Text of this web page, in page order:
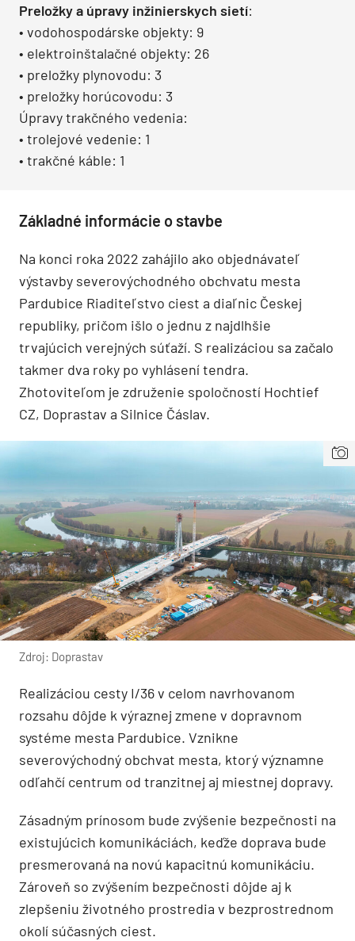
Preložky a úpravy inžinierskych sietí:
• vodohospodárske objekty: 9
• elektroinštalačné objekty: 26
• preložky plynovodu: 3
• preložky horúcovodu: 3
Úpravy trakčného vedenia:
• trolejové vedenie: 1
• trakčné káble: 1
Základné informácie o stavbe
Na konci roka 2022 zahájilo ako objednávateľ
výstavby severovýchodného obchvatu mesta
Pardubice Riaditeľstvo ciest a diaľnic Českej
republiky, pričom išlo o jednu z najdlhšie
trvajúcich verejných súťaží. S realizáciou sa začalo
takmer dva roky po vyhlásení tendra.
Zhotoviteľom je združenie spoločností Hochtief
CZ, Doprastav a Silnice Čáslav.
Zdroj: Doprastav
Realizáciou cesty I/36 v celom navrhovanom
rozsahu dôjde k výraznej zmene v dopravnom
systéme mesta Pardubice. Vznikne
severovýchodný obchvat mesta, ktorý významne
odľahčí centrum od tranzitnej aj miestnej dopravy.
Zásadným prínosom bude zvýšenie bezpečnosti na
existujúcich komunikáciách, keďže doprava bude
presmerovaná na novú kapacitnú komunikáciu.
Zároveň so zvýšením bezpečnosti dôjde aj k
zlepšeniu životného prostredia v bezprostrednom
okolí súčasných ciest.